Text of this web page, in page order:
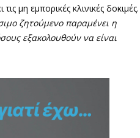
μη εμπορικές κλινικές δοκιμές.
ζητούμενο παραμένει η
εξακολουθούν να είναι